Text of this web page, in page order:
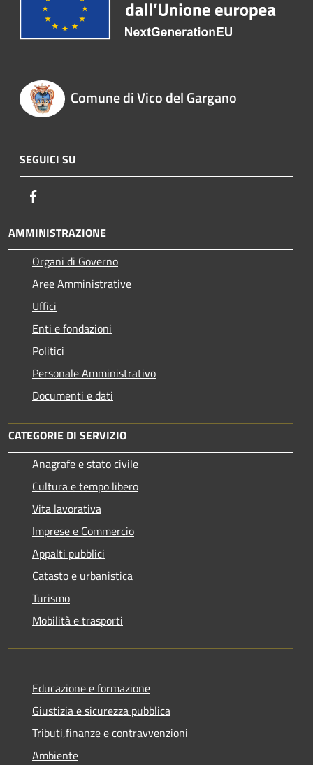
Comune di Vico del Gargano
SEGUICI SU
AMMINISTRAZIONE
Organi di Governo
Aree Amministrative
Uffici
Enti e fondazioni
Politici
Personale Amministrativo
Documenti e dati
CATEGORIE DI SERVIZIO
Anagrafe e stato civile
Cultura e tempo libero
Vita lavorativa
Imprese e Commercio
Appalti pubblici
Catasto e urbanistica
Turismo
Mobilità e trasporti
Educazione e formazione
Giustizia e sicurezza pubblica
Tributi,finanze e contravvenzioni
Ambiente